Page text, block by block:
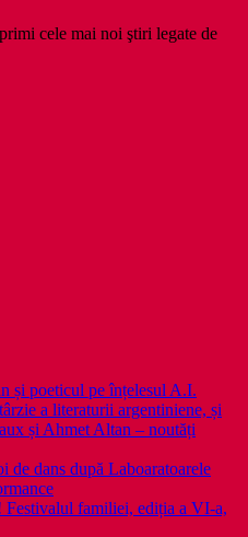
cele mai noi ştiri legate de
și poeticul pe înțelesul A.I.
a literaturii argentiniene, și
și Ahmet Altan – noutăți
de dans după Laboaratoarele
Festivalul familiei, ediția a VI-a,